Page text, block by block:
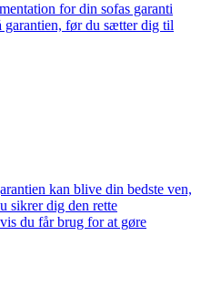
for din sofas garanti
garantien, før du sætter dig til
kan blive din bedste ven,
sikrer dig den rette
du får brug for at gøre